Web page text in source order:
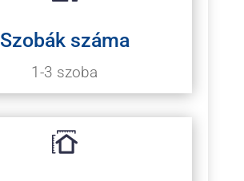
Szobák száma
1-3 szoba